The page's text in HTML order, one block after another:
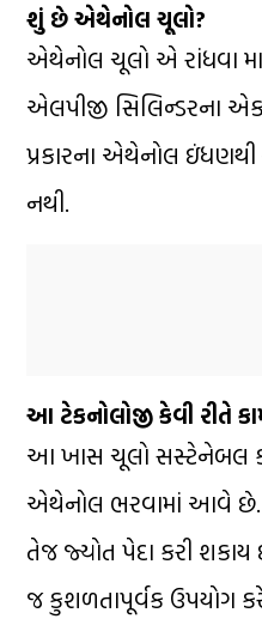
શું છે એથેનોલ ચૂલો?
એથેનોલ ચૂલો એ રાંધવા
એલપીજી સિલિન્ડરના
પ્રકારના એથેનોલ
નથી.
આ ટેકનોલોજી કેવી રીતે
આ ખાસ ચૂલો સસ્ટેનેબલ
એથેનોલ ભરવામાં આવે છે.
તેજ જ્યોત પેદા કરી
જ કુશળતાપૂર્વક ઉપયોગ